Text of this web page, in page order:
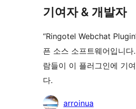
기여자 & 개발자
“Ringotel Webchat
픈 소스 소프트웨어입니
람들이 이 플러그인에 기
다.
기
arroinua